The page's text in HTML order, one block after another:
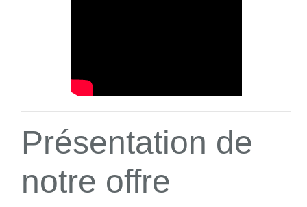
Présentation de
notre offre